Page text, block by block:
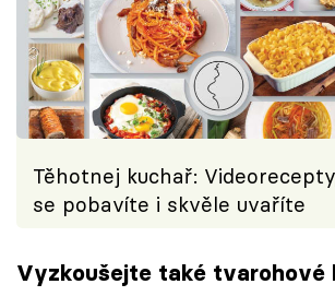
Těhotnej kuchař:
se pobavíte i skvěle uvaříte
Vyzkoušejte také tvarohové